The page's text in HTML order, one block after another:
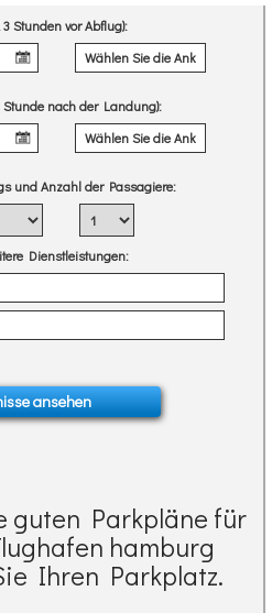
Stunden vor Abflug):
nach der Landung):
und Anzahl der Passagiere:
Dienstleistungen:
guten Parkpläne für
hamburg
Ihren Parkplatz.